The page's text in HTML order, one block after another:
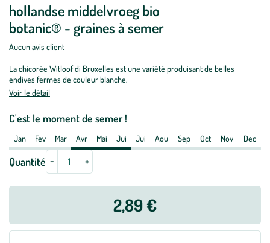
hollandse middelvroeg bio
botanic® - graines à semer
Aucun avis client
La chicorée Witloof di Bruxelles est une variété produisant de belles
endives fermes de couleur blanche.
Voir le détail
C'est le moment de semer !
plantation
chicorée
witloof
hollandse
middelvroeg
botanic®
graines
Jan Fev Mar Avr Mai Jui Jui Aou Sep Oct Nov Dec
Quantité - +
2,89 €